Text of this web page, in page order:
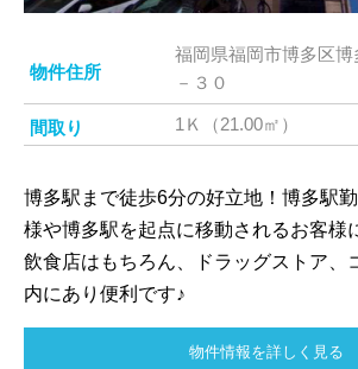
物件住所
福岡県福岡市博多区博
－３０
間取り 1Ｋ（21.00㎡）
博多駅まで徒歩6分の好立地！博多駅
様や博多駅を起点に移動されるお客様
飲食店はもちろん、ドラッグストア、
内にあり便利です♪
物件情報を詳しく見る